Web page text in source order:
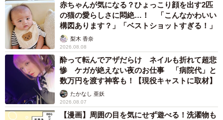
赤ちゃんが気になる？ひょっこり顔を出す2匹
の猫の愛らしさに悶絶…！ 「こんなかわいい
構図あります？」「ベストショットすぎる！」
梨木 香奈
2026.08.08
酔って転んでアザだらけ ネイルも折れて超悲
惨 ケガが絶えない夜のお仕事 「病院代」と
数万円を渡す神客も！【現役キャストに取材】
たかなし 亜妖
2026.08.07
【漫画】周囲の目を気にせず遊べる！洗濯物も